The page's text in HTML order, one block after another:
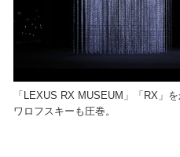
「LEXUS RX MUSEUM」「RX」
ワロフスキーも圧巻。